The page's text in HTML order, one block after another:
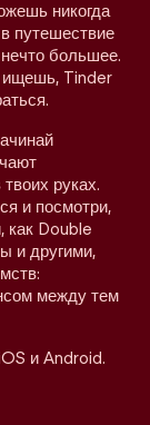
никогда
путешествие
большее.
ищешь, Tinder
руках.
и посмотри,
как Double
и другими,
между тем
и Android.